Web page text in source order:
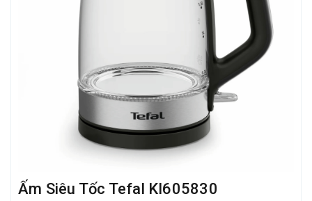
Ấm Siêu Tốc Tefal KI605830